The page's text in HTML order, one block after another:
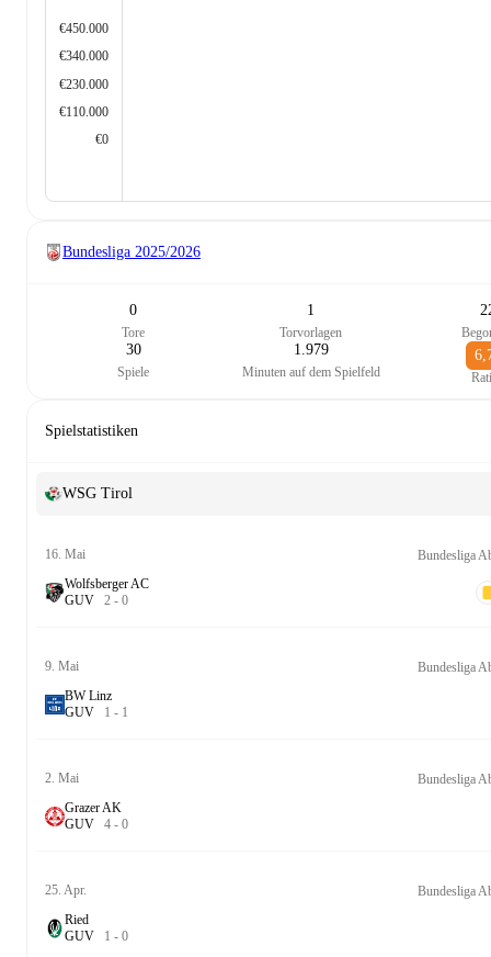
€450.000
€340.000
€230.000
€110.000
€0
Bundesliga 2025/2026
0
Tore
1
Torvorlagen
30
Spiele
1.979
Minuten auf dem Spielfeld
Spielstatistiken
WSG Tirol
16. Mai
Bundesliga
Wolfsberger AC
GUV 2 - 0
9. Mai
Bundesliga
BW Linz
GUV 1 - 1
2. Mai
Bundesliga
Grazer AK
GUV 4 - 0
25. Apr.
Bundesliga
Ried
GUV 1 - 0